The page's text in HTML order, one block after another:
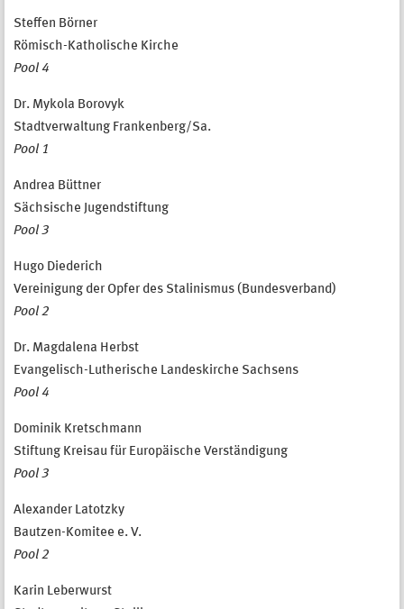
Steffen Börner
Römisch-Katholische Kirche
Pool 4
Dr. Mykola Borovyk
Stadtverwaltung Frankenberg/Sa.
Pool 1
Andrea Büttner
Sächsische Jugendstiftung
Pool 3
Hugo Diederich
Vereinigung der Opfer des Stalinismus (Bundesverband)
Pool 2
Dr. Magdalena Herbst
Evangelisch-Lutherische Landeskirche Sachsens
Pool 4
Dominik Kretschmann
Stiftung Kreisau für Europäische Verständigung
Pool 3
Alexander Latotzky
Bautzen-Komitee e. V.
Pool 2
Karin Leberwurst